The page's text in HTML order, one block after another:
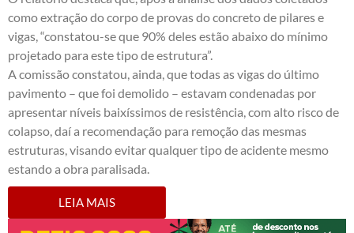
como extração do corpo de provas do concreto de pilares e
vigas, “constatou-se que 90% deles estão abaixo do mínimo
projetado para este tipo de estrutura”.
A comissão constatou, ainda, que todas as vigas do último
pavimento – que foi demolido – estavam condenadas por
apresentar níveis baixíssimos de resistência, com alto risco de
colapso, daí a recomendação para remoção das mesmas
estruturas, visando evitar qualquer tipo de acidente mesmo
estando a obra paralisada.
LEIA MAIS